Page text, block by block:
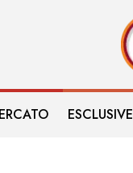
ESCLUSIVE